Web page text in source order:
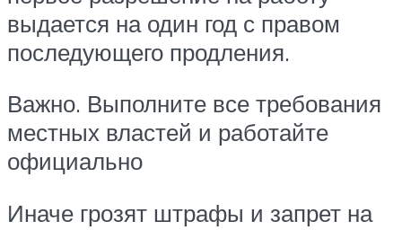
выдается на один год с правом
последующего продления.
Важно. Выполните все требования
местных властей и работайте
официально
Иначе грозят штрафы и запрет на